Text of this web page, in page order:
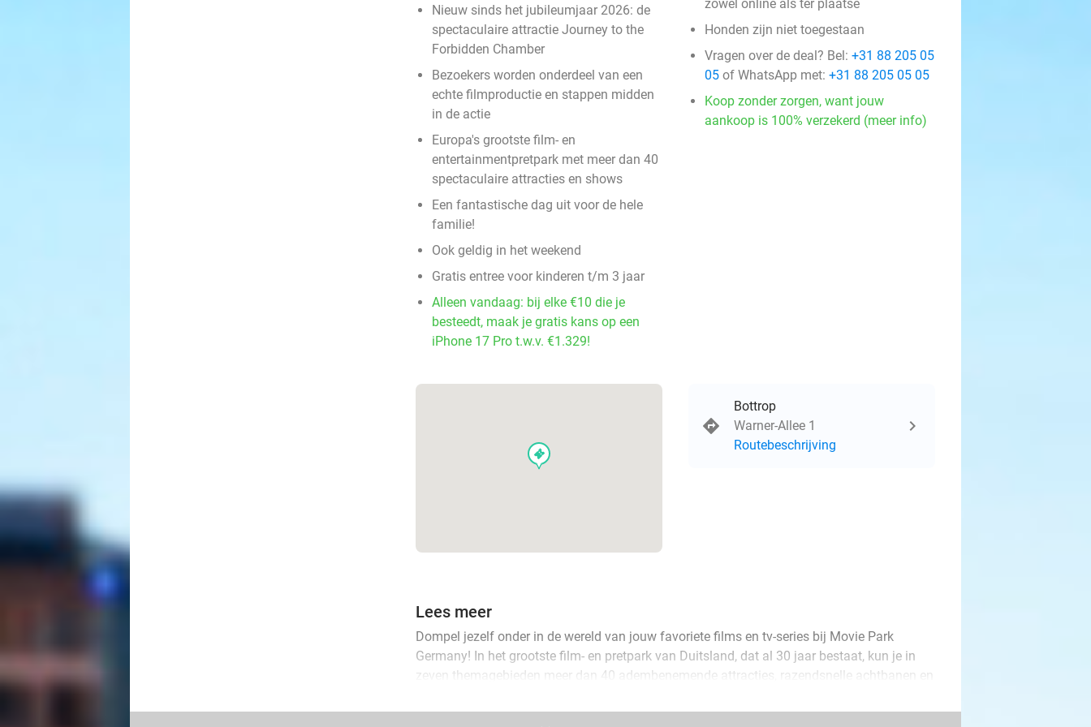
Nieuw sinds het jubileumjaar 2026: de
spectaculaire attractie Journey to the
Forbidden Chamber
Bezoekers worden onderdeel van een
echte filmproductie en stappen midden
in de actie
Europa's grootste film- en
entertainmentpretpark met meer dan 40
spectaculaire attracties en shows
Een fantastische dag uit voor de hele
familie!
Ook geldig in het weekend
Gratis entree voor kinderen t/m 3 jaar
Alleen vandaag: bij elke €10 die je
besteedt, maak je gratis kans op een
iPhone 17 Pro t.w.v. €1.329!
zowel online als ter plaatse
Honden zijn niet toegestaan
Vragen over de deal? Bel: +31 88 205 05
05 of WhatsApp met: +31 88 205 05 05
Koop zonder zorgen, want jouw
aankoop is 100% verzekerd (meer info)
events
Bottrop
Warner-Allee 1
Routebeschrijving
Lees meer
Dompel jezelf onder in de wereld van jouw favoriete films en tv-series bij Movie Park
Germany! In het grootste film- en pretpark van Duitsland, dat al 30 jaar bestaat, kun je in
zeven themagebieden meer dan 40 adembenemende attracties, razendsnelle achtbanen en
de wereld van de film. Ontmoet je favoriete helden zoals de puppy's van PAW Patrol, Dora